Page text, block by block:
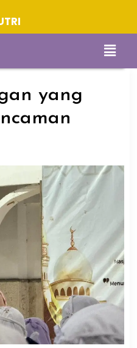
yang